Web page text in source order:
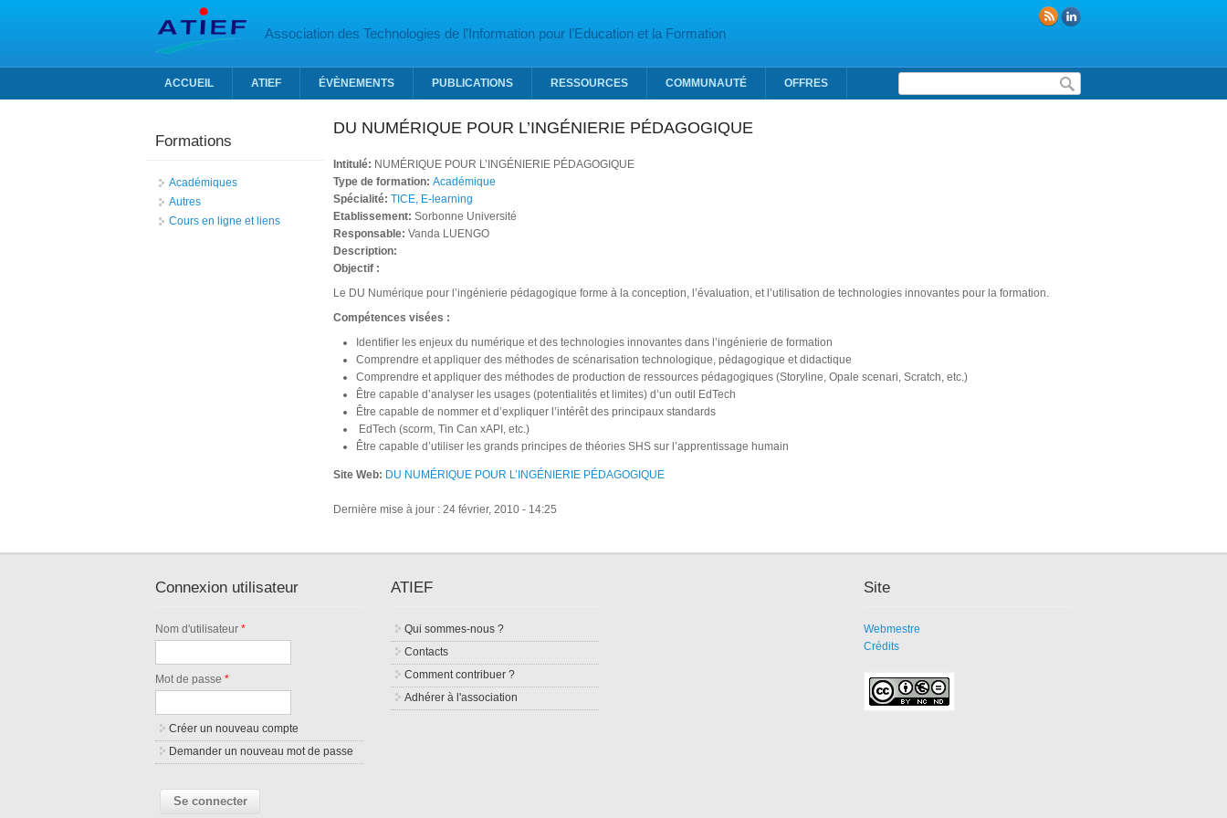
Association des Technologies de l’Information pour l’Education et la Formation
Formulaire de recherche
ACCUEIL ATIEF ÉVÈNEMENTS PUBLICATIONS RESSOURCES COMMUNAUTÉ OFFRES
DU NUMÉRIQUE POUR L’INGÉNIERIE PÉDAGOGIQUE
Intitulé: NUMÉRIQUE POUR L’INGÉNIERIE PÉDAGOGIQUE
Type de formation: Académique
Spécialité: TICE, E-learning
Etablissement: Sorbonne Université
Responsable: Vanda LUENGO
Description:
Objectif :
Le DU Numérique pour l’ingénierie pédagogique forme à la conception, l’évaluation, et l’utilisation de technologies innovantes pour la formation.
Compétences visées :
Identiﬁer les enjeux du numérique et des technologies innovantes dans l’ingénierie de formation
Comprendre et appliquer des méthodes de scénarisation technologique, pédagogique et didactique
Comprendre et appliquer des méthodes de production de ressources pédagogiques (Storyline, Opale scenari, Scratch, etc.)
Être capable d’analyser les usages (potentialités et limites) d’un outil EdTech
Être capable de nommer et d’expliquer l’intérêt des principaux standards
EdTech (scorm, Tin Can xAPI, etc.)
Être capable d’utiliser les grands principes de théories SHS sur l’apprentissage humain
Site Web: DU NUMÉRIQUE POUR L’INGÉNIERIE PÉDAGOGIQUE
Dernière mise à jour : 24 février, 2010 - 14:25
Formations
Académiques
Autres
Cours en ligne et liens
Connexion utilisateur
Nom d'utilisateur*
Mot de passe*
Créer un nouveau compte
Demander un nouveau mot de passe
ATIEF
Qui sommes-nous ?
Contacts
Comment contribuer ?
Adhérer à l'association
Site
Webmestre
Crédits